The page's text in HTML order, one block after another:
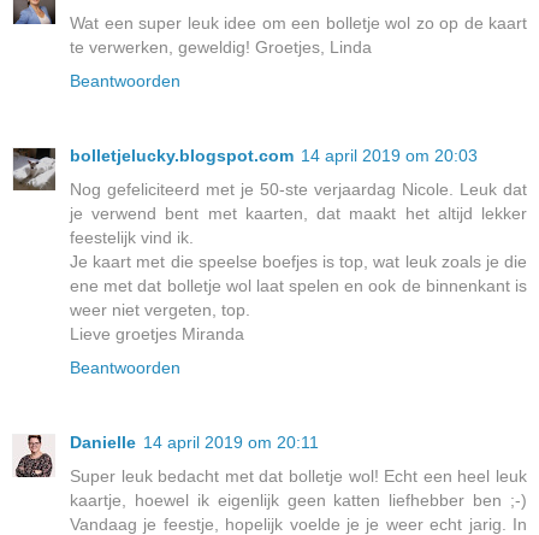
Wat een super leuk idee om een bolletje wol zo op de kaart
te verwerken, geweldig! Groetjes, Linda
Beantwoorden
bolletjelucky.blogspot.com 14 april 2019 om 20:03
Nog gefeliciteerd met je 50-ste verjaardag Nicole. Leuk dat
je verwend bent met kaarten, dat maakt het altijd lekker
feestelijk vind ik.
Je kaart met die speelse boefjes is top, wat leuk zoals je die
ene met dat bolletje wol laat spelen en ook de binnenkant is
weer niet vergeten, top.
Lieve groetjes Miranda
Beantwoorden
Danielle 14 april 2019 om 20:11
Super leuk bedacht met dat bolletje wol! Echt een heel leuk
kaartje, hoewel ik eigenlijk geen katten liefhebber ben ;-)
Vandaag je feestje, hopelijk voelde je je weer echt jarig. In